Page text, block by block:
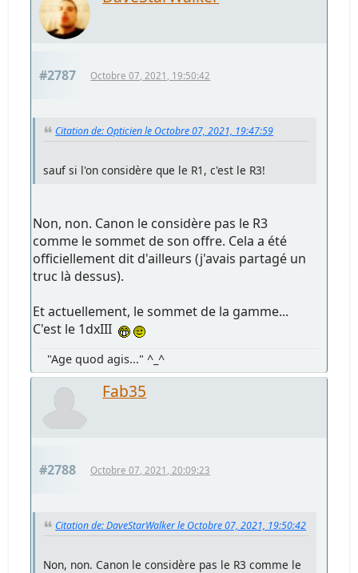
#2787 Octobre 07, 2021, 19:50:42
Citation de: Opticien le Octobre 07, 2021, 19:47:59
sauf si l'on considère que le R1, c'est le R3!
Non, non. Canon le considère pas le R3
comme le sommet de son offre. Cela a été
officiellement dit d'ailleurs (j'avais partagé un
truc là dessus).
Et actuellement, le sommet de la gamme...
C'est le 1dxIII
"Age quod agis..." ^_^
Fab35
#2788 Octobre 07, 2021, 20:09:23
Citation de: DaveStarWalker le Octobre 07, 2021, 19:50:42
Non, non. Canon le considère pas le R3 comme le